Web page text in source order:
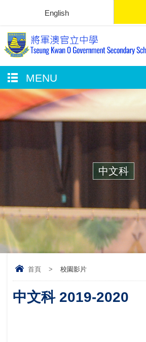
English
MENU
中文科
首頁 > 校園影片
中文科 2019-2020